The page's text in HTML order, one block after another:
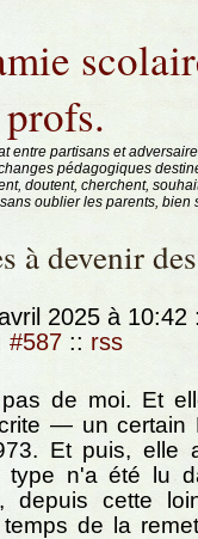
entre partisans et
pédagogiques
doutent, cherchent,
oublier les parents, bien
à devenir
2025 à 10:42
#587 :: rss
de moi. Et
— un certain
Et puis, elle
type n'a été lu
depuis cette
de la